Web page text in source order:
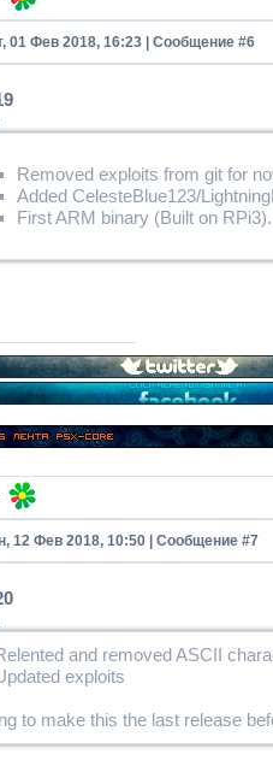
01 Фев 2018, 16:23 | Сообщение #6
Removed exploits from git for
Added CelesteBlue123/
First ARM binary (Built on RPi3).
12 Фев 2018, 10:50 | Сообщение #7
and removed ASCII
exploits
to make this the last release